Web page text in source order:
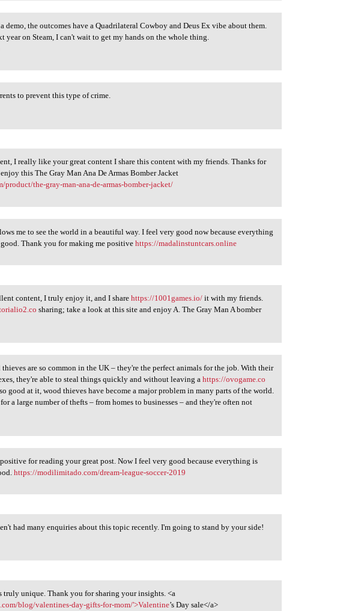
a
the outcomes have a Quadrilateral Cowboy and Deus Ex vibe about them.
year on Steam, I can't wait to get my hands on the whole thing.
to prevent this type of crime.
I really like your great content I share this content with my friends. Thanks for
this The Gray Man Ana De Armas Bomber Jacket
product/the-gray-man-ana-de-armas-bomber-jacket/
me to see the world in a beautiful way. I feel very good now because everything
Thank you for making me positivehttps://madalinstuntcars.online
content, I truly enjoy it, and I sharehttps://1001games.io/ it with my friends.
sharing; take a look at this site and enjoy A. The Gray Man A bomber
wood
thieves are so common in the UK – they're the perfect animals for the job. With their
they're able to steal things quickly and without leaving ahttps://ovogame.co
good at it, wood thieves have become a major problem in many parts of the world.
a large number of thefts – from homes to businesses – and they're often not
me
for reading your great post. Now I feel very good because everything is
https://modilimitado.com/dream-league-soccer-2019
had many enquiries about this topic recently. I'm going to stand by your side!
was
truly unique. Thank you for sharing your insights. <a
blog/valentines-day-gifts-for-mom/'>Valentine’s Day sale</a>